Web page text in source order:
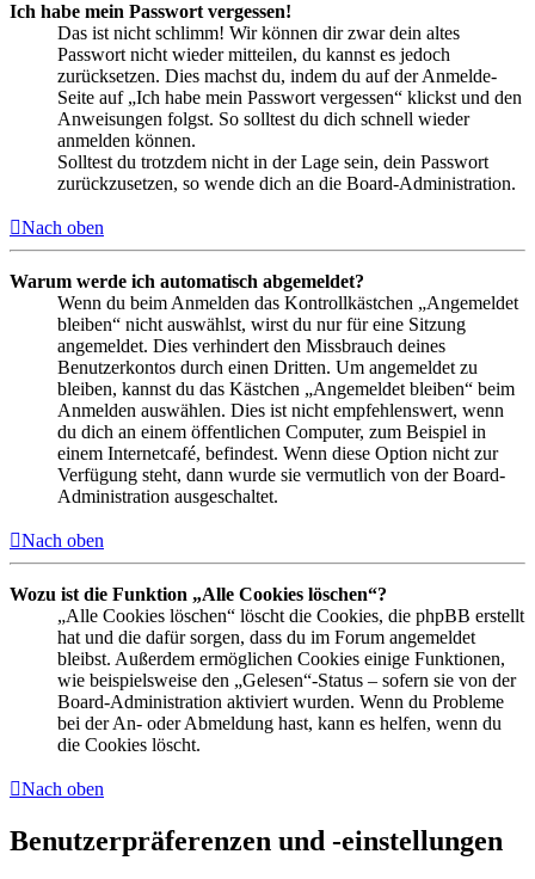
Ich habe mein Passwort vergessen!
Das ist nicht schlimm! Wir können dir zwar dein altes
Passwort nicht wieder mitteilen, du kannst es jedoch
zurücksetzen. Dies machst du, indem du auf der Anmelde-
Seite auf „Ich habe mein Passwort vergessen“ klickst und den
Anweisungen folgst. So solltest du dich schnell wieder
anmelden können.
Solltest du trotzdem nicht in der Lage sein, dein Passwort
zurückzusetzen, so wende dich an die Board-Administration.
Nach oben
Warum werde ich automatisch abgemeldet?
Wenn du beim Anmelden das Kontrollkästchen „Angemeldet
bleiben“ nicht auswählst, wirst du nur für eine Sitzung
angemeldet. Dies verhindert den Missbrauch deines
Benutzerkontos durch einen Dritten. Um angemeldet zu
bleiben, kannst du das Kästchen „Angemeldet bleiben“ beim
Anmelden auswählen. Dies ist nicht empfehlenswert, wenn
du dich an einem öffentlichen Computer, zum Beispiel in
einem Internetcafé, befindest. Wenn diese Option nicht zur
Verfügung steht, dann wurde sie vermutlich von der Board-
Administration ausgeschaltet.
Nach oben
Wozu ist die Funktion „Alle Cookies löschen“?
„Alle Cookies löschen“ löscht die Cookies, die phpBB erstellt
hat und die dafür sorgen, dass du im Forum angemeldet
bleibst. Außerdem ermöglichen Cookies einige Funktionen,
wie beispielsweise den „Gelesen“-Status – sofern sie von der
Board-Administration aktiviert wurden. Wenn du Probleme
bei der An- oder Abmeldung hast, kann es helfen, wenn du
die Cookies löscht.
Nach oben
Benutzerpräferenzen und -einstellungen